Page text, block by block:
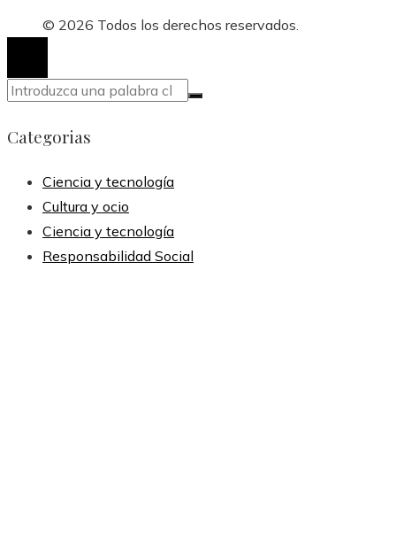
© 2026 Todos los derechos reservados.
Categorias
Ciencia y tecnología
Cultura y ocio
Ciencia y tecnología
Responsabilidad Social